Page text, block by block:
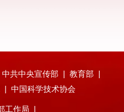
中共中央宣传部 教育部
中国科学技术协会
工作局